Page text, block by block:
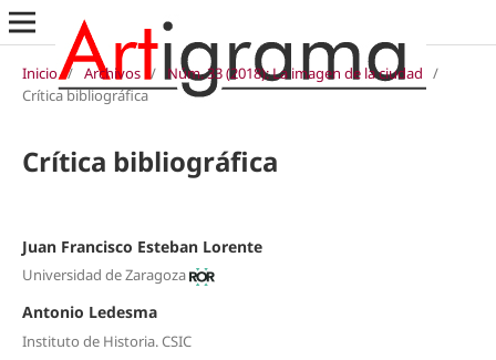
Inicio / Archivos / Núm. 33 (2018): La imagen de la ciudad /
Crítica bibliográfica
Crítica bibliográfica
Juan Francisco Esteban Lorente
Universidad de Zaragoza
Antonio Ledesma
Instituto de Historia. CSIC